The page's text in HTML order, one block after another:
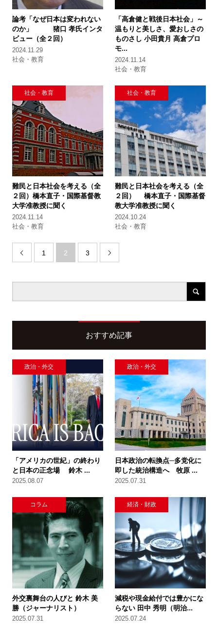
論考「なぜ日本は変われない
のか」
猪口 孝氏インタ
ビュー（全２回）
2024.11.29
社会・教育
「高倉健と戦後日本社会」 ～
温もりと美しさ、愛おしさの
ものさし 小田貴月 高倉プロ
モ...
2024.11.14
社会・教育
社会・教育
難民と日本社会を考える（全
２回） 橋本直子・国際基督教
大学准教授に聞く
2024.11.14
社会・教育
社会・教育
難民と日本社会を考える（全
２回）橋本直子・国際基督
教大学准教授に聞く
2024.10.24
社会・教育
 1 2 3 
おすすめ記事
政治・外交
「アメリカの世紀」の終わり
と日本の正念場 鈴木 ...
2025.08.07
政治・外交
日本政治の転換点─多党化に
即した統治構造へ 牧原 ...
2025.07.31
コラム
外交裏舞台の人びと 鈴木 美
勝（ジャーナリスト）
2025.07.31
経済・財政
減税や現金給付では豊かにな
らない 田中 秀明（明治...
2025.07.24